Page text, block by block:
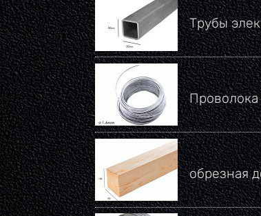
Трубы
обрезная